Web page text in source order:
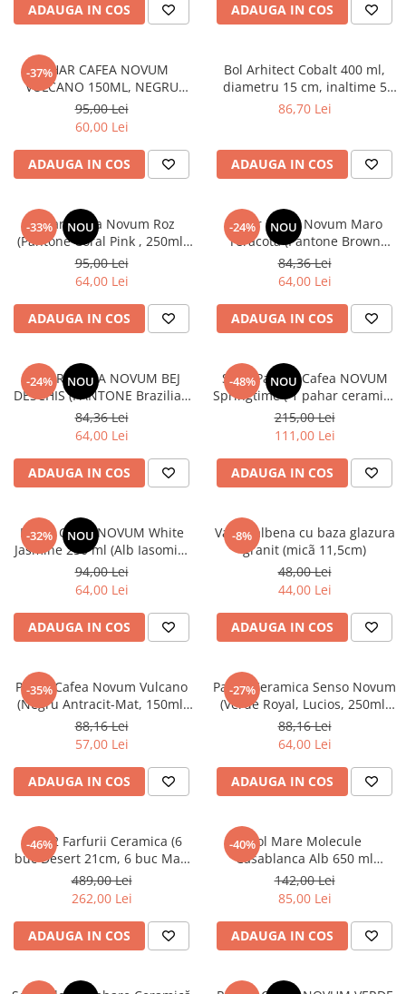
ADAUGA IN COS ADAUGA IN COS
-37%
PAHAR CAFEA NOVUM
VULCANO 150ML, NEGRU
CARBON MAT (ESPRESSO,
CAPPUCCINO) GRESIE
GLAZURATĂ
95,00 Lei
60,00 Lei
ADAUGA IN COS
Bol Arhitect Cobalt 400 ml,
diametru 15 cm, inaltime 5
cm
86,70 Lei
ADAUGA IN COS
-33% NOU
Pahar Cafea Novum Roz
(Pantone Coral Pink , 250ml)
Gresie Glazuratã Manual
95,00 Lei
64,00 Lei
ADAUGA IN COS
-24% NOU
Pahar Cafea Novum Maro
Teracotă (Pantone Brown
Leather, 250ml) Gresie
Glazuratã Manual
84,36 Lei
64,00 Lei
ADAUGA IN COS
-24% NOU
PAHAR CAFEA NOVUM BEJ
DESCHIS (PANTONE Brazilian
Sand, 250ML) GRESIE
GLAZURATÃ MANUAL
84,36 Lei
64,00 Lei
ADAUGA IN COS
-48% NOU
Set 2 Pahare Cafea NOVUM
Springtime ( 1 pahar ceramicã
250ml Gri+Olive MAT, 1 pahar
ceramicã 80ml Galben+Verde
Mat) glazurat manual
215,00 Lei
111,00 Lei
ADAUGA IN COS
-32% NOU
Pahar Cafea NOVUM White
Jasmine 250 ml (Alb Iasomie,
Lapte, Vanilie, Lucios) Gresie
Ceramică Glazurată Manual
94,00 Lei
64,00 Lei
ADAUGA IN COS
-8%
Vaza galbena cu baza glazura
granit (micã 11,5cm)
48,00 Lei
44,00 Lei
ADAUGA IN COS
-35%
Pahar Cafea Novum Vulcano
(Negru Antracit-Mat, 150ml)
Gresie Glazuratã Manual
88,16 Lei
57,00 Lei
ADAUGA IN COS
-27%
Pahar Ceramica Senso Novum
(Verde Royal, Lucios, 250ml)
Gresie Glazuratã Manual
88,16 Lei
64,00 Lei
ADAUGA IN COS
-46%
Set 12 Farfurii Ceramica (6
buc Desert 21cm, 6 buc Mari
26cm) Decorama Bej Deschis
cu Pensulare Manuala Linii
Neagre
489,00 Lei
262,00 Lei
ADAUGA IN COS
-40%Bol Mare Molecule
Casablanca Alb 650 ml
Diamentru 22 cm
142,00 Lei
85,00 Lei
ADAUGA IN COS